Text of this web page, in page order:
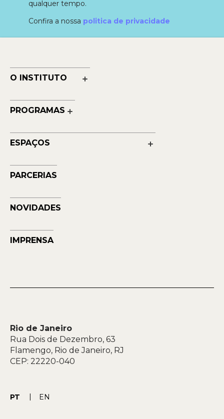
qualquer tempo.
Confira a nossa politica de privacidade
O INSTITUTO
Nossos Números
Quem Faz
Contato
PROGRAMAS
Educação
ESPAÇOS
Musehum
NAVE
PARCERIAS
NOVIDADES
IMPRENSA
Rio de Janeiro
Rua Dois de Dezembro, 63
Flamengo, Rio de Janeiro, RJ
CEP: 22220-040
PT EN